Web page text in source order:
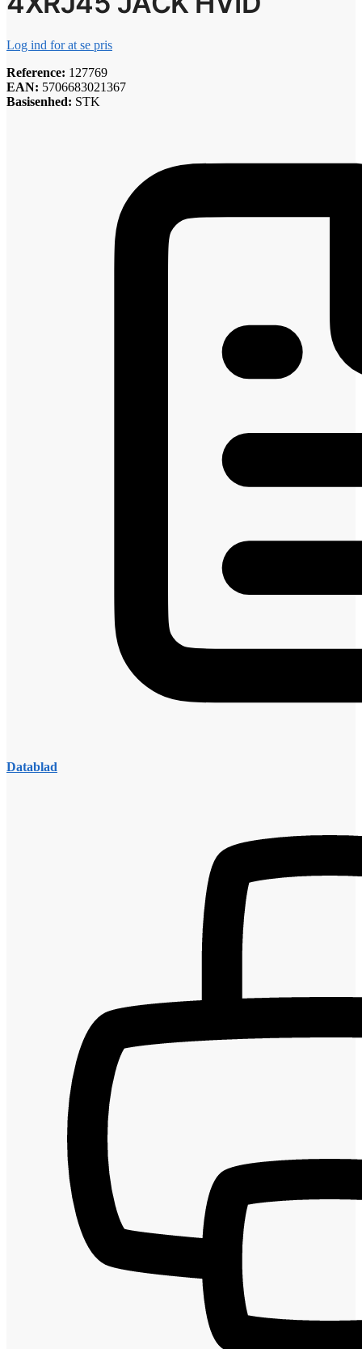
Log ind for at se pris
Reference: 127769
EAN: 5706683021367
Basisenhed: STK
Datablad